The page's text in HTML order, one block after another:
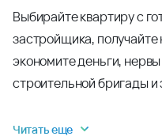
Выбирайте квартиру с
застройщика,
экономите деньги,
строительной бригады и
Читать еще